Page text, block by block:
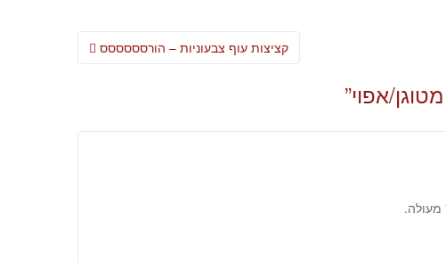
Post
קציצות עוף צבעוניות – הורסססססס
אפוי”
מעולה.